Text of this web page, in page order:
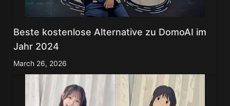
Beste kostenlose Alternative zu DomoAI im
Jahr 2024
March 26, 2026